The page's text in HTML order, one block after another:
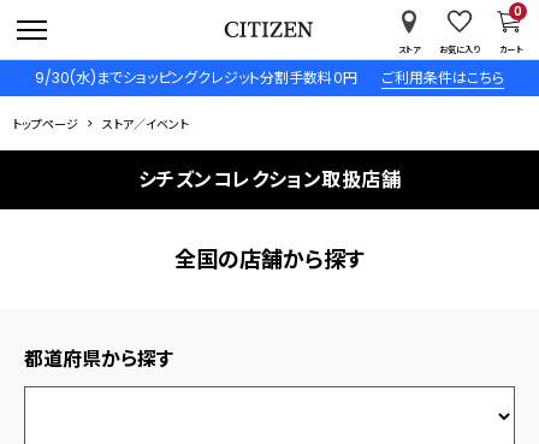
9/30(水)までショッピングクレジット分割手数料０円 ご利用条件はこちら
ストア お気に入り カート
0
トップページ ストア／イベント
シチズンコレクション取扱店舗
全国の店舗から探す
都道府県から探す